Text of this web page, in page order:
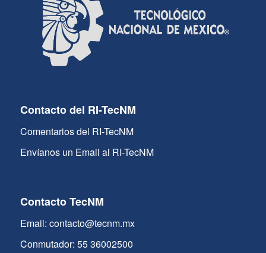
Contacto del RI-TecNM
Comentarios del RI-TecNM
Envíanos un Email al RI-TecNM
Contacto TecNM
Email: contacto@tecnm.mx
Conmutador: 55 36002500